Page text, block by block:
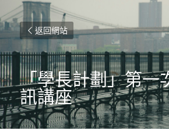
返回網站
「學長計劃」第一
訊講座